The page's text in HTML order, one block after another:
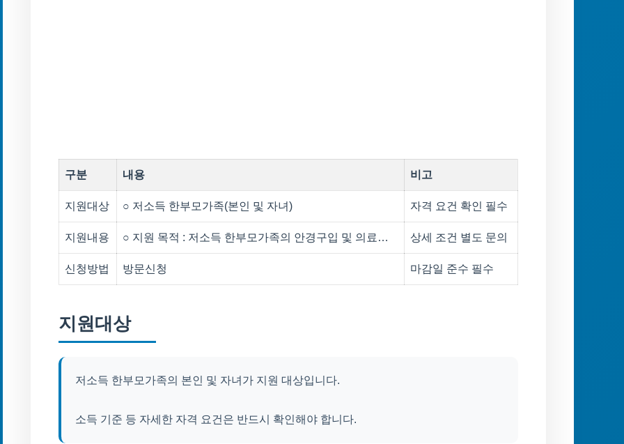
구분 내용 비고
지원대상 ○ 저소득 한부모가족(본인 및 자녀) 자격 요건 확인 필수
지원내용 ○ 지원 목적 : 저소득 한부모가족의 안경구입 및 의료… 상세 조건 별도 문의
신청방법 방문신청 마감일 준수 필수
지원대상
저소득 한부모가족의 본인 및 자녀가 지원 대상입니다.
소득 기준 등 자세한 자격 요건은 반드시 확인해야 합니다.